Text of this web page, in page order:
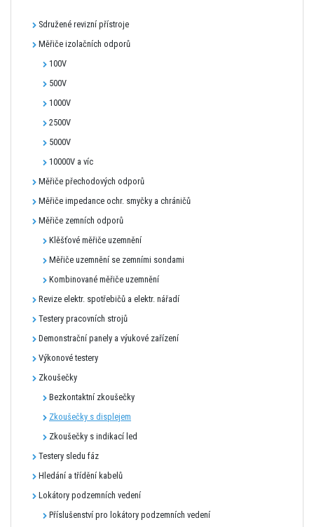
Sdružené revizní přístroje
Měřiče izolačních odporů
100V
500V
1000V
2500V
5000V
10000V a víc
Měřiče přechodových odporů
Měřiče impedance ochr. smyčky a chráničů
Měřiče zemních odporů
Klěšťové měřiče uzemnění
Měřiče uzemnění se zemními sondami
Kombinované měřiče uzemnění
Revize elektr. spotřebičů a elektr. nářadí
Testery pracovních strojů
Demonstrační panely a výukové zařízení
Výkonové testery
Zkoušečky
Bezkontaktní zkoušečky
Zkoušečky s displejem
Zkoušečky s indikací led
Testery sledu fáz
Hledání a třídění kabelů
Lokátory podzemních vedení
Příslušenství pro lokátory podzemních vedení